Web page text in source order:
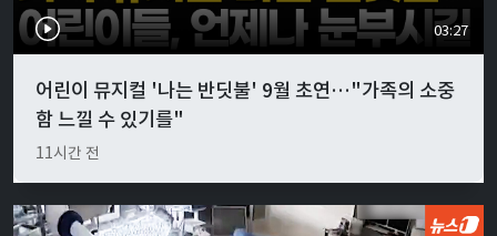
03:27
어린이 뮤지컬 '나는 반딧불' 9월 초연…"가족의 소중
함 느낄 수 있기를"
11시간 전